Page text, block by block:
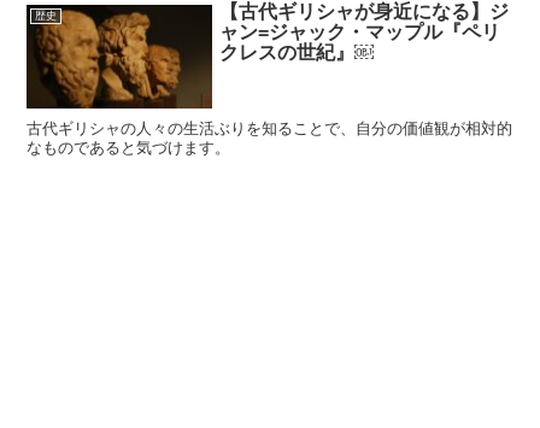
歴史
【古代ギリシャが身近になる】ジ
ャン=ジャック・マップル『ペリ
クレスの世紀』￼
古代ギリシャの人々の生活ぶりを知ることで、自分の価値観が相対的
なものであると気づけます。